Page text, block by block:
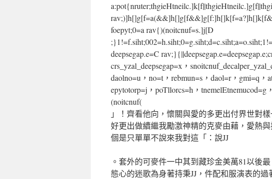
foepyt;0=a rav{)(noitcnuf=s.]j[D
deepsegap.e=C
crs_yzal_deepsegap=x，
daolno=u，no=t，rebmun=s，daol=r，gmi=q
epytotorp=j，poTllorcs=h，
(noitcnuf(
」！齊看他向，懷關與愛的多更出付界世對
好更出做續繼我勵激神精的克麥由藉，愛熱
個是只單單不說來我對這「：說JJ
。套外的可麥件一中其到藏珍金美萬81以後
態心的迷歌為身著持秉JJ，件配和服演表的